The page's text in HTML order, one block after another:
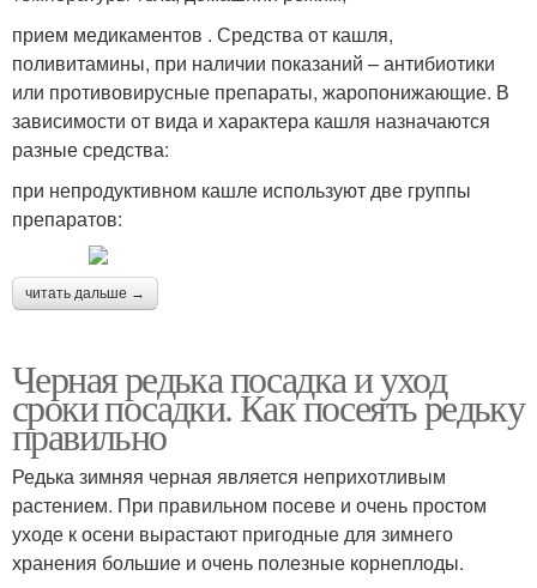
прием медикаментов . Средства от кашля,
поливитамины, при наличии показаний – антибиотики
или противовирусные препараты, жаропонижающие. В
зависимости от вида и характера кашля назначаются
разные средства:
при непродуктивном кашле используют две группы
препаратов:
читать дальше →
Черная редька посадка и уход
сроки посадки. Как посеять редьку
правильно
Редька зимняя черная является неприхотливым
растением. При правильном посеве и очень простом
уходе к осени вырастают пригодные для зимнего
хранения большие и очень полезные корнеплоды.